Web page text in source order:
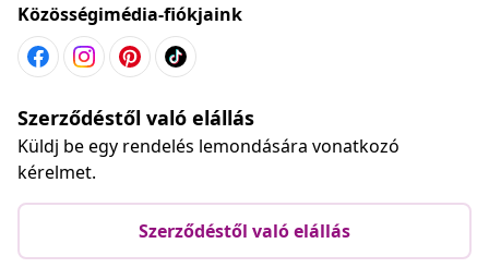
Közösségimédia-fiókjaink
Szerződéstől való elállás
Küldj be egy rendelés lemondására vonatkozó
kérelmet.
Szerződéstől való elállás